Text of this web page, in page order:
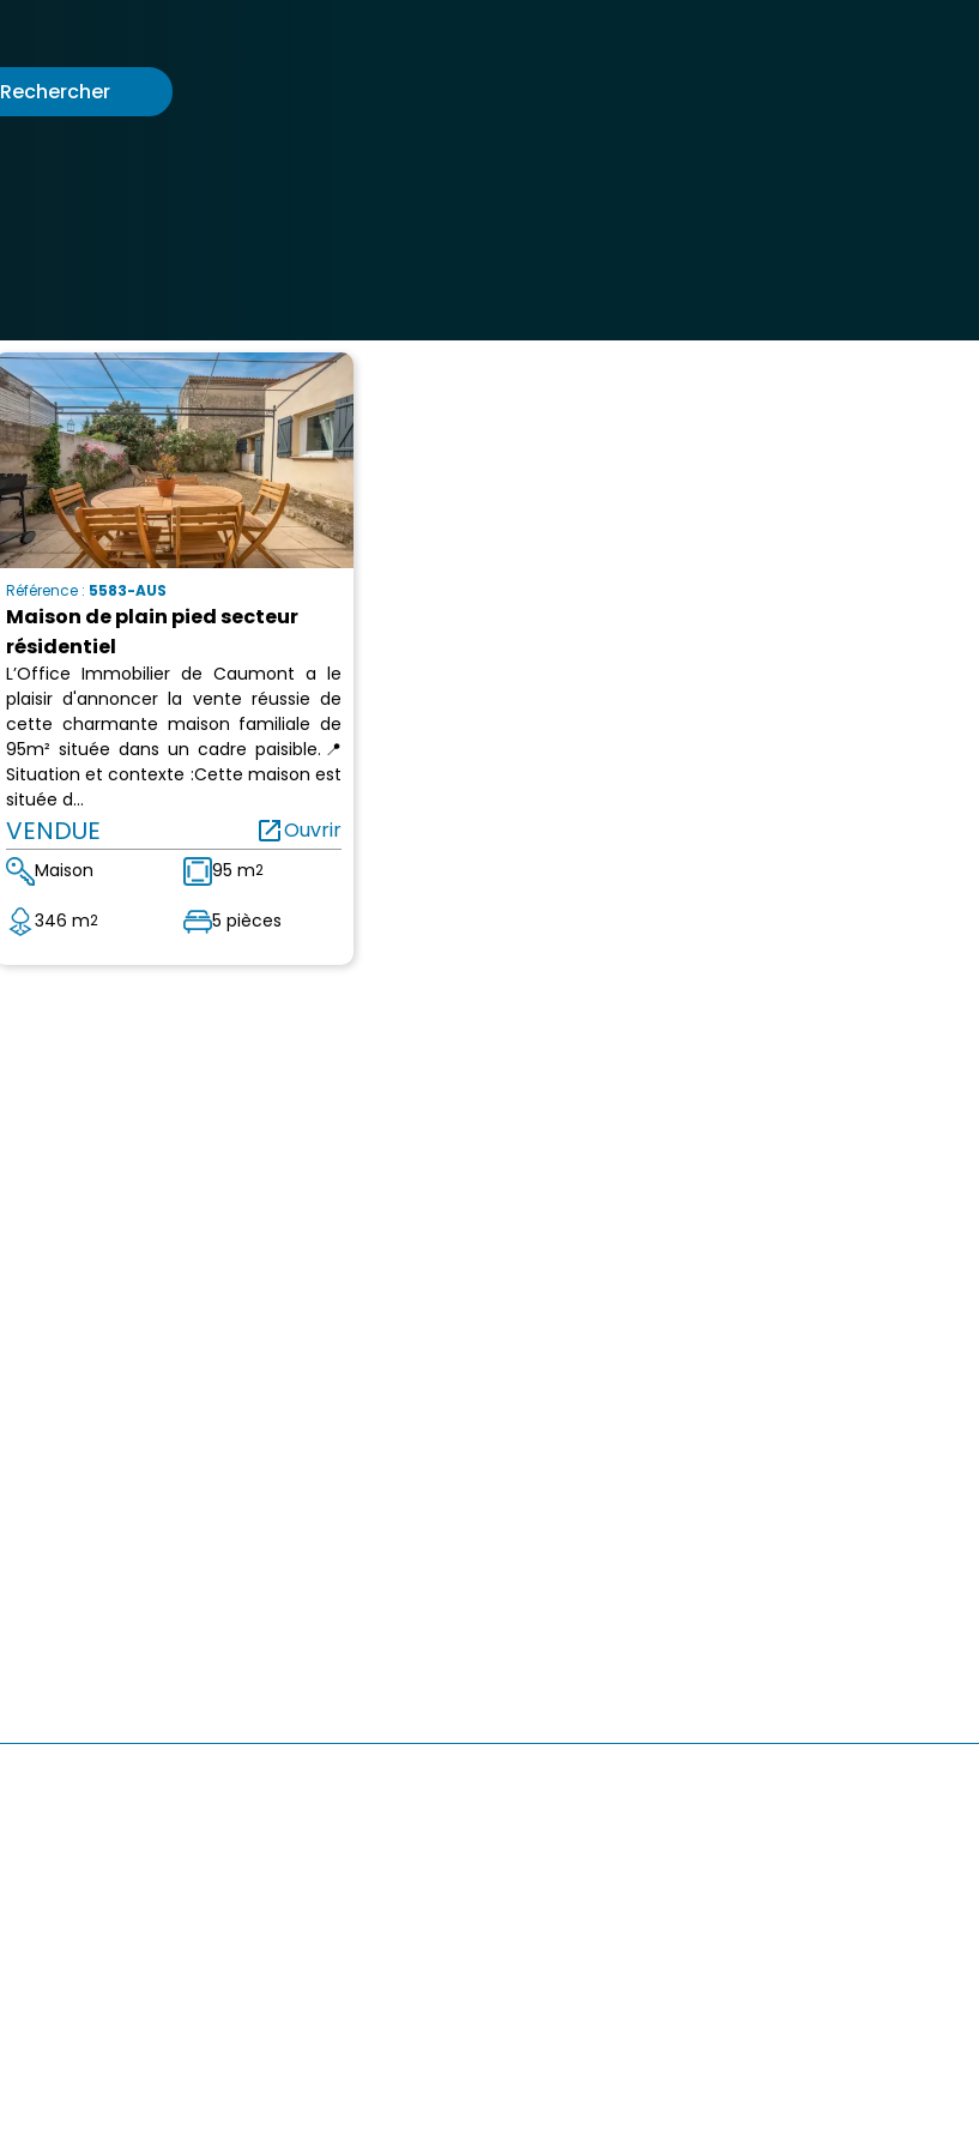
Rechercher
Référence : 5583-AUS
Maison de plain pied secteur
résidentiel
L’Office Immobilier de Caumont a le
plaisir d'annoncer la vente réussie de
cette charmante maison familiale de
95m² située dans un cadre paisible.📍
Situation et contexte :Cette maison est
située d...
VENDUE open_in_newOuvrir
Maison 95 m2
346 m2 5 pièces